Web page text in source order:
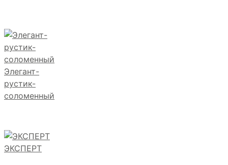
Элегант-
рустик-
соломенный
ЭКСПЕРТ